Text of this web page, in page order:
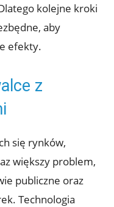
kolejne kroki
aby
efekty.
z
się rynków,
większy problem,
publiczne oraz
Technologia